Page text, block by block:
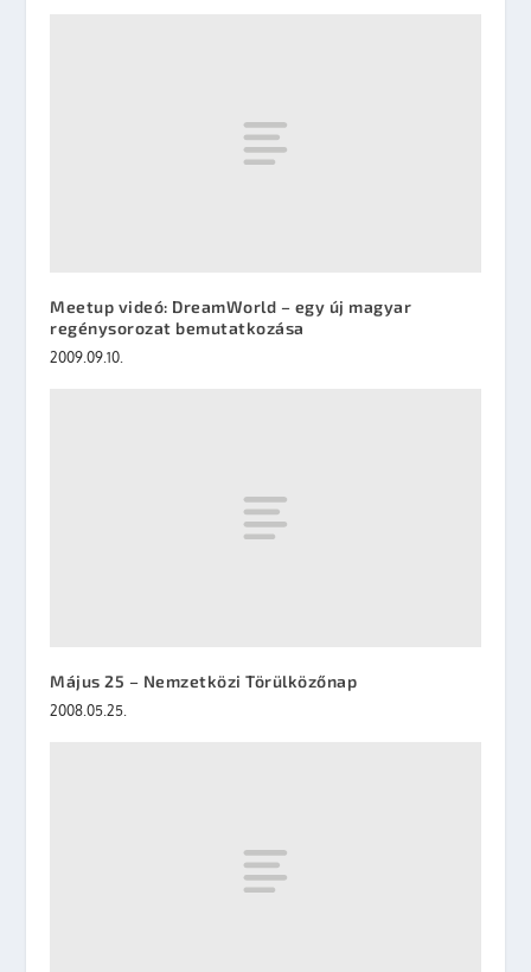
Meetup videó: DreamWorld – egy új magyar
regénysorozat bemutatkozása
2009.09.10.
Május 25 – Nemzetközi Törülközőnap
2008.05.25.